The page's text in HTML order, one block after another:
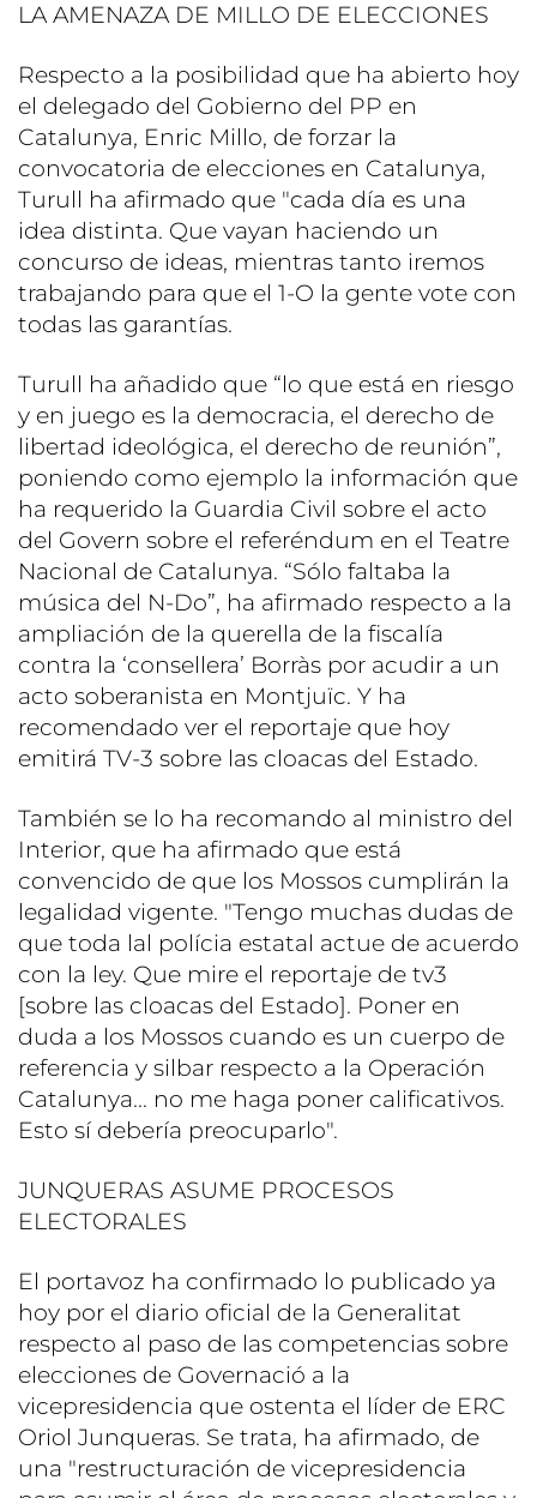
LA AMENAZA DE MILLO DE ELECCIONES
Respecto a la posibilidad que ha abierto hoy
el delegado del Gobierno del PP en
Catalunya, Enric Millo, de forzar la
convocatoria de elecciones en Catalunya,
Turull ha afirmado que "cada día es una
idea distinta. Que vayan haciendo un
concurso de ideas, mientras tanto iremos
trabajando para que el 1-O la gente vote con
todas las garantías.
Turull ha añadido que “lo que está en riesgo
y en juego es la democracia, el derecho de
libertad ideológica, el derecho de reunión”,
poniendo como ejemplo la información que
ha requerido la Guardia Civil sobre el acto
del Govern sobre el referéndum en el Teatre
Nacional de Catalunya. “Sólo faltaba la
música del N-Do”, ha afirmado respecto a la
ampliación de la querella de la fiscalía
contra la ‘consellera’ Borràs por acudir a un
acto soberanista en Montjuïc. Y ha
recomendado ver el reportaje que hoy
emitirá TV-3 sobre las cloacas del Estado.
También se lo ha recomando al ministro del
Interior, que ha afirmado que está
convencido de que los Mossos cumplirán la
legalidad vigente. "Tengo muchas dudas de
que toda lal polícia estatal actue de acuerdo
con la ley. Que mire el reportaje de tv3
[sobre las cloacas del Estado]. Poner en
duda a los Mossos cuando es un cuerpo de
referencia y silbar respecto a la Operación
Catalunya... no me haga poner calificativos.
Esto sí debería preocuparlo".
JUNQUERAS ASUME PROCESOS
ELECTORALES
El portavoz ha confirmado lo publicado ya
hoy por el diario oficial de la Generalitat
respecto al paso de las competencias sobre
elecciones de Governació a la
vicepresidencia que ostenta el líder de ERC
Oriol Junqueras. Se trata, ha afirmado, de
una "restructuración de vicepresidencia